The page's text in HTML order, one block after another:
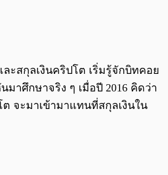
ะสกุลเงินคริปโต เริ่มรู้จักบิทคอย
มาศึกษาจริง ๆ เมื่อปี 2016 คิดว่า
จะมาเข้ามาแทนที่สกุลเงินใน